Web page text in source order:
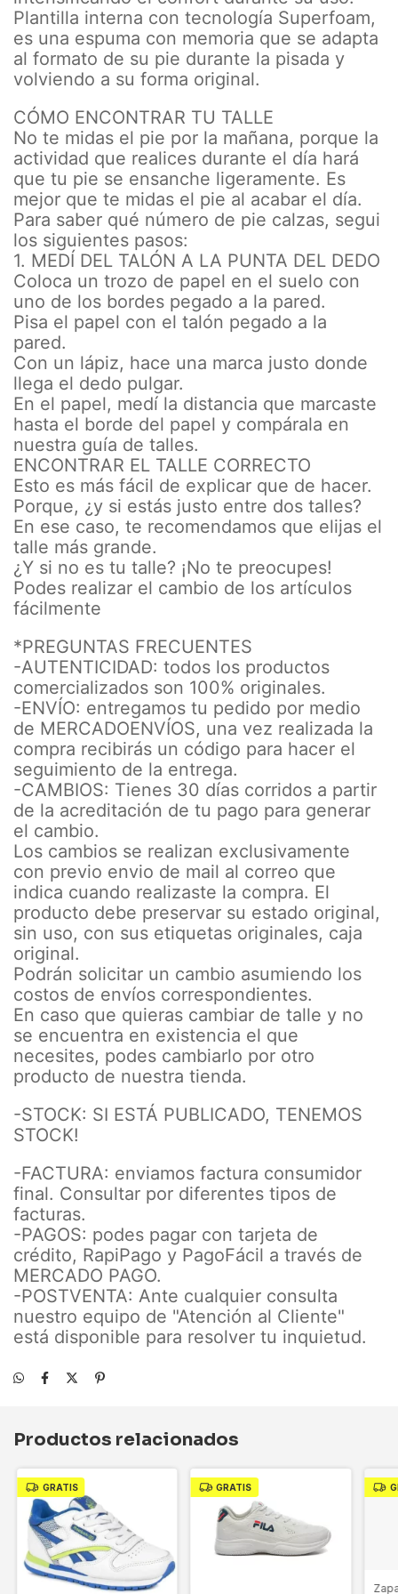
Plantilla interna con tecnología Superfoam,
es una espuma con memoria que se adapta
al formato de su pie durante la pisada y
volviendo a su forma original.
CÓMO ENCONTRAR TU TALLE
No te midas el pie por la mañana, porque la
actividad que realices durante el día hará
que tu pie se ensanche ligeramente. Es
mejor que te midas el pie al acabar el día.
Para saber qué número de pie calzas, segui
los siguientes pasos:
1. MEDÍ DEL TALÓN A LA PUNTA DEL DEDO
Coloca un trozo de papel en el suelo con
uno de los bordes pegado a la pared.
Pisa el papel con el talón pegado a la
pared.
Con un lápiz, hace una marca justo donde
llega el dedo pulgar.
En el papel, medí la distancia que marcaste
hasta el borde del papel y compárala en
nuestra guía de talles.
ENCONTRAR EL TALLE CORRECTO
Esto es más fácil de explicar que de hacer.
Porque, ¿y si estás justo entre dos talles?
En ese caso, te recomendamos que elijas el
talle más grande.
¿Y si no es tu talle? ¡No te preocupes!
Podes realizar el cambio de los artículos
fácilmente
*PREGUNTAS FRECUENTES
-AUTENTICIDAD: todos los productos
comercializados son 100% originales.
-ENVÍO: entregamos tu pedido por medio
de MERCADOENVÍOS, una vez realizada la
compra recibirás un código para hacer el
seguimiento de la entrega.
-CAMBIOS: Tienes 30 días corridos a partir
de la acreditación de tu pago para generar
el cambio.
Los cambios se realizan exclusivamente
con previo envio de mail al correo que
indica cuando realizaste la compra. El
producto debe preservar su estado original,
sin uso, con sus etiquetas originales, caja
original.
Podrán solicitar un cambio asumiendo los
costos de envíos correspondientes.
En caso que quieras cambiar de talle y no
se encuentra en existencia el que
necesites, podes cambiarlo por otro
producto de nuestra tienda.
-STOCK: SI ESTÁ PUBLICADO, TENEMOS
STOCK!
-FACTURA: enviamos factura consumidor
final. Consultar por diferentes tipos de
facturas.
-PAGOS: podes pagar con tarjeta de
crédito, RapiPago y PagoFácil a través de
MERCADO PAGO.
-POSTVENTA: Ante cualquier consulta
nuestro equipo de "Atención al Cliente"
está disponible para resolver tu inquietud.
Productos relacionados
GRATIS GRATIS